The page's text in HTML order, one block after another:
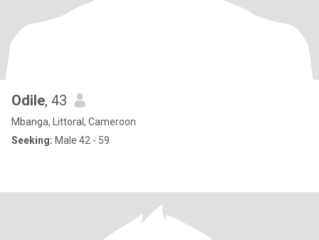
Odile, 43
Mbanga, Littoral, Cameroon
Seeking: Male 42 - 59